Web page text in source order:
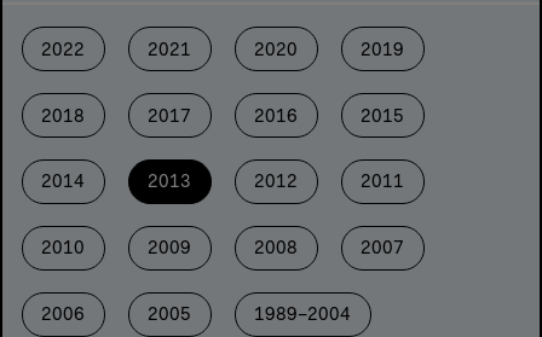
2022 2021 2020 2019
2018 2017 2016 2015
2014 2013 2012 2011
2010 2009 2008 2007
2006 2005 1989–2004